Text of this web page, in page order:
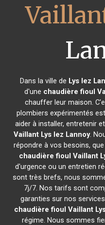
Dans la ville de Lys lez
d'une chaudière fioul
chauffer leur maison.
plombiers expérimentés
aider à installer, entretenir
Vaillant Lys lez Lannoy.
répondre à vos besoins,
chaudière fioul Vaillant
d'urgence ou un entretien
sont très brefs, nous
7j/7. Nos tarifs sont
garanties sur nos
chaudière fioul Vaillant
régime. Nous sommes